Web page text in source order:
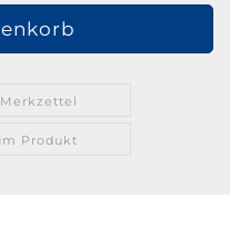
Produkt